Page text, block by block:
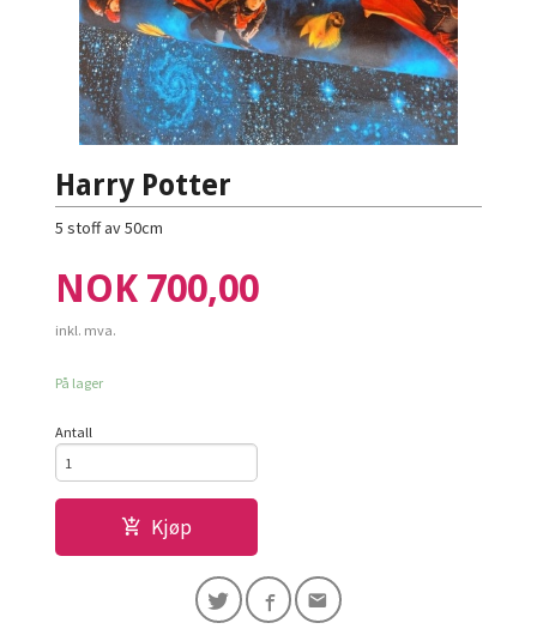
Harry Potter
5 stoff av 50cm
Pris
NOK 700,00
inkl. mva.
På lager
Antall
Kjøp